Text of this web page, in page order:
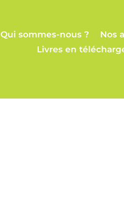
Qui sommes-nous ? Nos
Livres en